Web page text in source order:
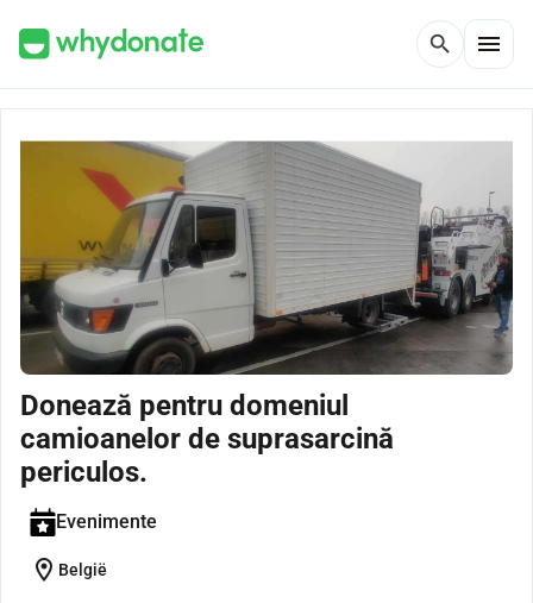
search menu
Donează pentru domeniul
camioanelor de suprasarcină
periculos.
Evenimente
location_on België